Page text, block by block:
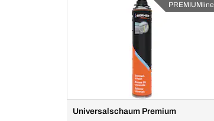
PREMIUMline
Universalschaum Premium